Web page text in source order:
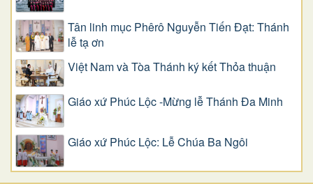
Tân linh mục Phêrô Nguyễn Tiến Đạt: Thánh
lễ tạ ơn
Việt Nam và Tòa Thánh ký kết Thỏa thuận
Giáo xứ Phúc Lộc -Mừng lễ Thánh Đa Minh
Giáo xứ Phúc Lộc: Lễ Chúa Ba Ngôi